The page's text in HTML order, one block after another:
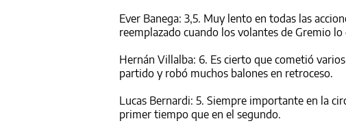
Ever Banega: 3,5. Muy lento en todas las
reemplazado cuando los volantes de Gremio
Hernán Villalba: 6. Es cierto que cometió
partido y robó muchos balones en retroceso.
Lucas Bernardi: 5. Siempre importante en la
primer tiempo que en el segundo.